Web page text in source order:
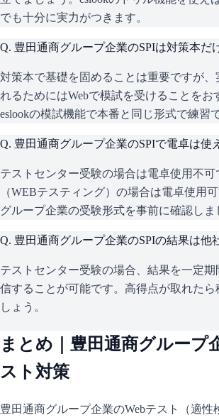
でも十分に実力がつきます。
Q. 豊田通商グループ企業のSPIは対策本だ
対策本で基礎を固めることは重要ですが
れるためにはWebで模試を受けることをお
eslookの模試機能で本番と同じ形式で練習
Q. 豊田通商グループ企業のSPIで電卓は使
テストセンター受験の場合は電卓使用不
（WEBテスティング）の場合は電卓使用
グループ企業の受験形式を事前に確認しま
Q. 豊田通商グループ企業のSPIの結果は他
テストセンター受験の場合、結果を一定
信することが可能です。高得点が取れたら
しょう。
まとめ｜ 豊田通商グループ
スト対策
豊田通商グループ企業のWebテスト（適性